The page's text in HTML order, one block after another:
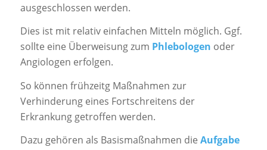
ausgeschlossen werden.
Dies ist mit relativ einfachen Mitteln möglich. Ggf.
sollte eine Überweisung zum Phlebologen oder
Angiologen erfolgen.
So können frühzeitg Maßnahmen zur
Verhinderung eines Fortschreitens der
Erkrankung getroffen werden.
Dazu gehören als Basismaßnahmen die Aufgabe